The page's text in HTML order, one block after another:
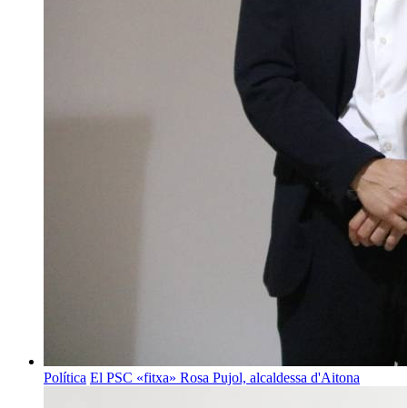
Política El PSC «fitxa» Rosa Pujol, alcaldessa d'Aitona